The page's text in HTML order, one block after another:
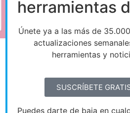
herramientas
Únete ya a las más de
actualizaciones
herramientas y
SUSCRÍBETE
Puedes darte de baja en